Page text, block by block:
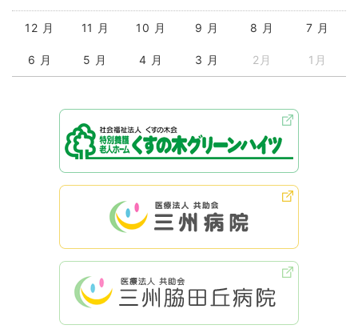
12 月 11 月 10 月 9 月 8 月 7 月
6 月 5 月 4 月 3 月 2月 1月